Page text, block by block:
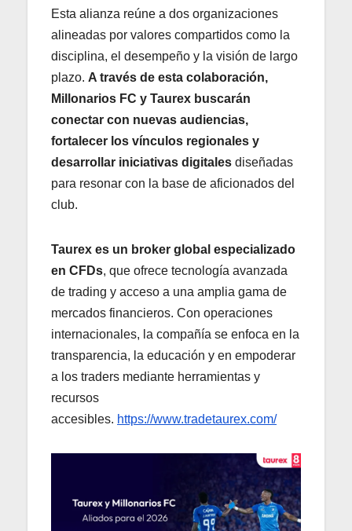
Esta alianza reúne a dos organizaciones
alineadas por valores compartidos como la
disciplina, el desempeño y la visión de largo
plazo. A través de esta colaboración,
Millonarios FC y Taurex buscarán
conectar con nuevas audiencias,
fortalecer los vínculos regionales y
desarrollar iniciativas digitales diseñadas
para resonar con la base de aficionados del
club.
Taurex es un broker global especializado
en CFDs, que ofrece tecnología avanzada
de trading y acceso a una amplia gama de
mercados financieros. Con operaciones
internacionales, la compañía se enfoca en la
transparencia, la educación y en empoderar
a los traders mediante herramientas y
recursos
accesibles. https://www.tradetaurex.com/